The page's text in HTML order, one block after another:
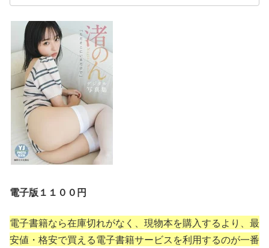
__mk_ja_JP=%E3%82%AB%E3%82%BF%E3
&dib=eyJ2IjoiMSJ9.t4muwMk2AUvgI_BZejFKd
tiE0n31N5Q2oittn7UCblmHDJyqyIxjXm-
1eUubaLax8mTd_C3tWU29T-
P1ZO2YXO6qPMYUSuzlp_vJ_OgpSwxEb1MO
6gnryO9eJBEBZ7liUjeLIW3lo3Ty1u5G9lQtx2fr
hRB1Hk2XSXhofQ7Kw1G1qoTlSdsjmTCkJeys
0y2CnA07yalZYf4eLXCom2XgCw.RVAAqMm-
a6K1NxpHSQ4Mf0WkgIahWRwO2qpR2Xcj7oE
&dib_tag=se&keywords=%E6%B8%9A%E3%
81%AE%E3%82%93&qid=1740011974&sprefi
x=%E6%B8%9A%E3%81%AE%E3%82%93%
2Caps%2C216&sr=8-
1&linkCode=ll1&tag=hiro94-
22&linkId=9b14c70b1a0edbfe174adcff9ee9c8
64&language=ja_JP&ref_=as_li_ss_tl
電子版１１００円
電子書籍なら在庫切れがなく、現物本を購入するより、最
安値・格安で買える電子書籍サービスを利用するのが一番